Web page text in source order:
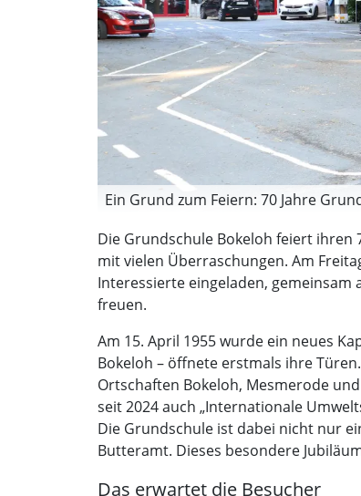
Ein Grund zum Feiern: 70 Jahre
Die Grundschule Bokeloh feiert ihren
mit vielen Überraschungen. Am
Interessierte eingeladen, gemeinsam
freuen.
Am 15. April 1955 wurde ein neues
Bokeloh – öffnete erstmals ihre
Ortschaften Bokeloh, Mesmerode
seit 2024 auch „Internationale
Die Grundschule ist dabei nicht nur
Butteramt. Dieses besondere
Das erwartet die Besucher